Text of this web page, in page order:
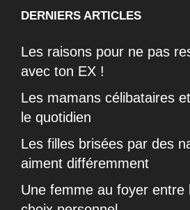
DERNIERS ARTICLES
Les raisons pour ne pas
avec ton EX !
Les mamans célibataires
le quotidien
Les filles brisées par des
aiment différemment
Une femme au foyer entre